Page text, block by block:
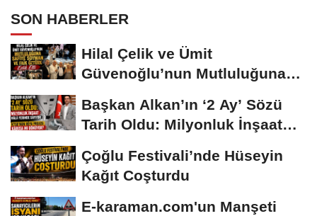
SON HABERLER
Hilal Çelik ve Ümit
Güvenoğlu’nun Mutluluğuna
Başkan Alkan’ın ‘2 Ay’ Sözü
Tarih Oldu: Milyonluk İnşaat
Çoğlu Festivali’nde Hüseyin
Kağıt Coşturdu
E-karaman.com'un Manşeti